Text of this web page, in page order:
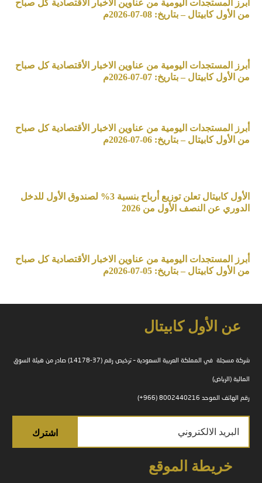
أبرز المستجدات اليومية من عناوين الاخبار الأقتصادية كل صباح
من الأول كابيتال – بتاريخ: 08-07-2026م
أبرز المستجدات اليومية من عناوين الاخبار الأقتصادية كل صباح
من الأول كابيتال – بتاريخ: 07-07-2026م
أبرز المستجدات اليومية من عناوين الاخبار الأقتصادية كل صباح
من الأول كابيتال – بتاريخ: 06-07-2026م
الأول كابيتال تعلن توزيع أرباح بنسبة 3% لصندوق الأول للدخل
الدوري عن النصف الأول من 2026
أبرز المستجدات اليومية من عناوين الاخبار الأقتصادية كل صباح
من الأول كابيتال – بتاريخ: 05-07-2026م
عن الأول كابيتال
شركة مسجلة في المملكة العربية السعودية – ترخيص رقم (37-14178) صادر من هيئة السوق
المالية (الرياض)
رقم الهاتف الموحد 8002440216 (966+)
خريطة الموقع